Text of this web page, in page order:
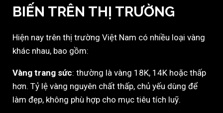
BIẾN TRÊN THỊ TRƯỜNG
Hiện nay trên thị trường Việt Nam có nhiều loại vàng
khác nhau, bao gồm:
Vàng trang sức: thường là vàng 18K, 14K hoặc thấp
hơn. Tỷ lệ vàng nguyên chất thấp, chủ yếu dùng để
làm đẹp, không phù hợp cho mục tiêu tích luỹ.